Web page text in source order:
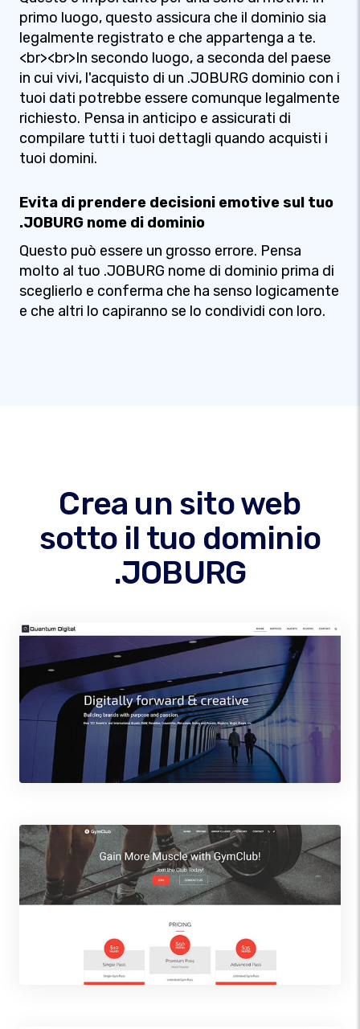
primo luogo, questo assicura che il dominio sia
legalmente registrato e che appartenga a te.
<br><br>In secondo luogo, a seconda del paese
in cui vivi, l'acquisto di un .JOBURG dominio con i
tuoi dati potrebbe essere comunque legalmente
richiesto. Pensa in anticipo e assicurati di
compilare tutti i tuoi dettagli quando acquisti i
tuoi domini.
Evita di prendere decisioni emotive sul tuo
.JOBURG nome di dominio
Questo può essere un grosso errore. Pensa
molto al tuo .JOBURG nome di dominio prima di
sceglierlo e conferma che ha senso logicamente
e che altri lo capiranno se lo condividi con loro.
Crea un sito web
sotto il tuo dominio
.JOBURG